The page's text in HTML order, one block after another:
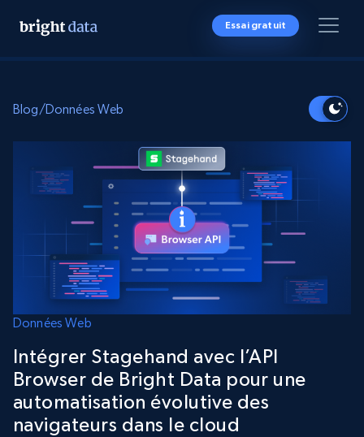
Essai gratuit
Blog/Données Web
Données Web
Intégrer Stagehand avec l’API
Browser de Bright Data pour une
automatisation évolutive des
navigateurs dans le cloud